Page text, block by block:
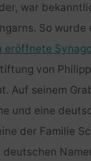
war
So
eröffnete
von
Auf seinem
und eine
der Familie
deutschen